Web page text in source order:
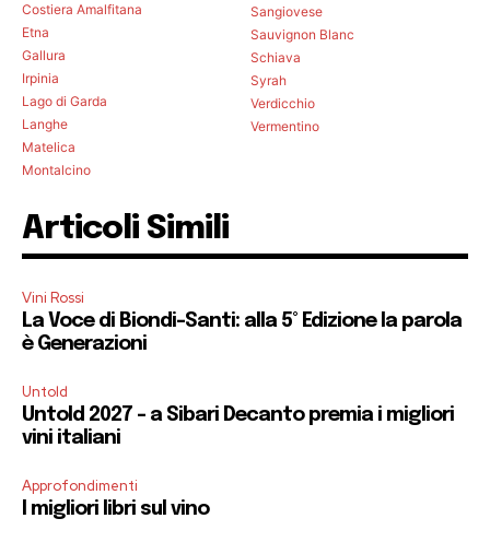
Costiera Amalfitana
Etna
Gallura
Irpinia
Lago di Garda
Langhe
Matelica
Montalcino
Sangiovese
Sauvignon Blanc
Schiava
Syrah
Verdicchio
Vermentino
Articoli Simili
Vini Rossi
La Voce di Biondi-Santi: alla 5° Edizione la parola
è Generazioni
Untold
Untold 2027 – a Sibari Decanto premia i migliori
vini italiani
Approfondimenti
I migliori libri sul vino